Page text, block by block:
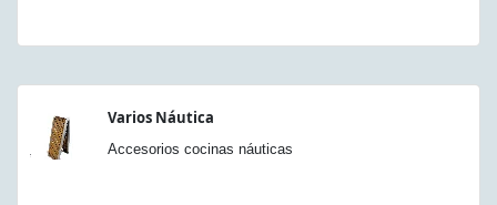
Varios Náutica
Accesorios cocinas náuticas